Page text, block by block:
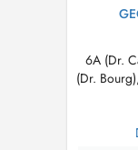
6A (Dr.
(Dr.